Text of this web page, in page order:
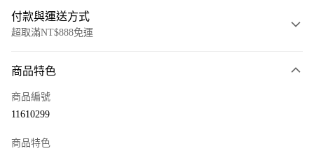
付款與運送方式
超取滿NT$888免運
信用卡一次付款
商品特色
商品編號
11610299
商品特色